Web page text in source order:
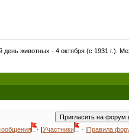
4 октября (с 1931 г.). Международный
· |Участники · |Правила